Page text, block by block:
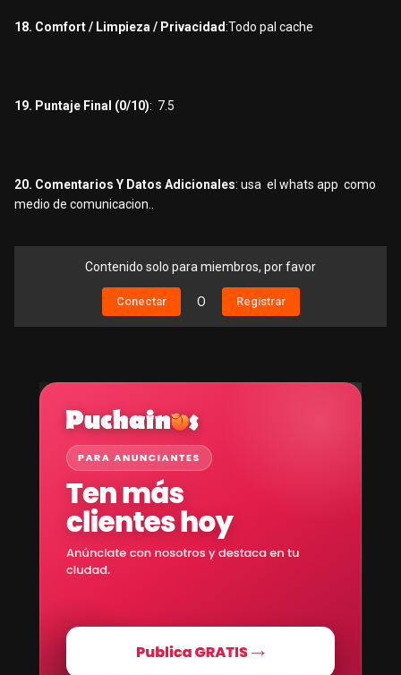
18. Comfort / Limpieza / Privacidad:Todo pal cache
19. Puntaje Final (0/10): 7.5
20. Comentarios Y Datos Adicionales: usa el whats app como
medio de comunicacion..
Contenido solo para miembros, por favor
Conectar O Registrar